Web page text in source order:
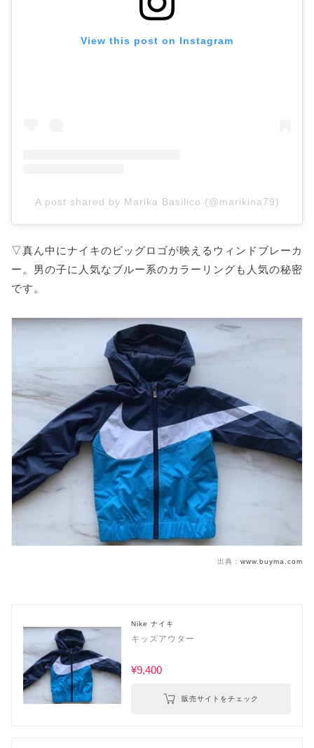
View this post on Instagram
A post shared by Marika Basilico (@marikina79)
▽真ん中にナイキのビッグロゴが映えるウィンドブレーカ
ー。男の子に人気なブルー系のカラーリングも人気の秘密
です。
出典： www.buyma.com
Nike ナイキ
キッズアウター
¥9,400
販売サイトをチェック